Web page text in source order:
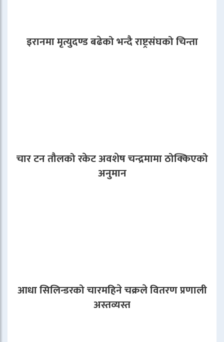
इरानमा मृत्युदण्ड बढेको भन्दै राष्ट्रसंघको चिन्ता
चार टन तौलको रकेट अवशेष चन्द्रमामा ठोक्किएको
अनुमान
आधा सिलिन्डरको चारमहिने चक्रले वितरण प्रणाली
अस्तव्यस्त